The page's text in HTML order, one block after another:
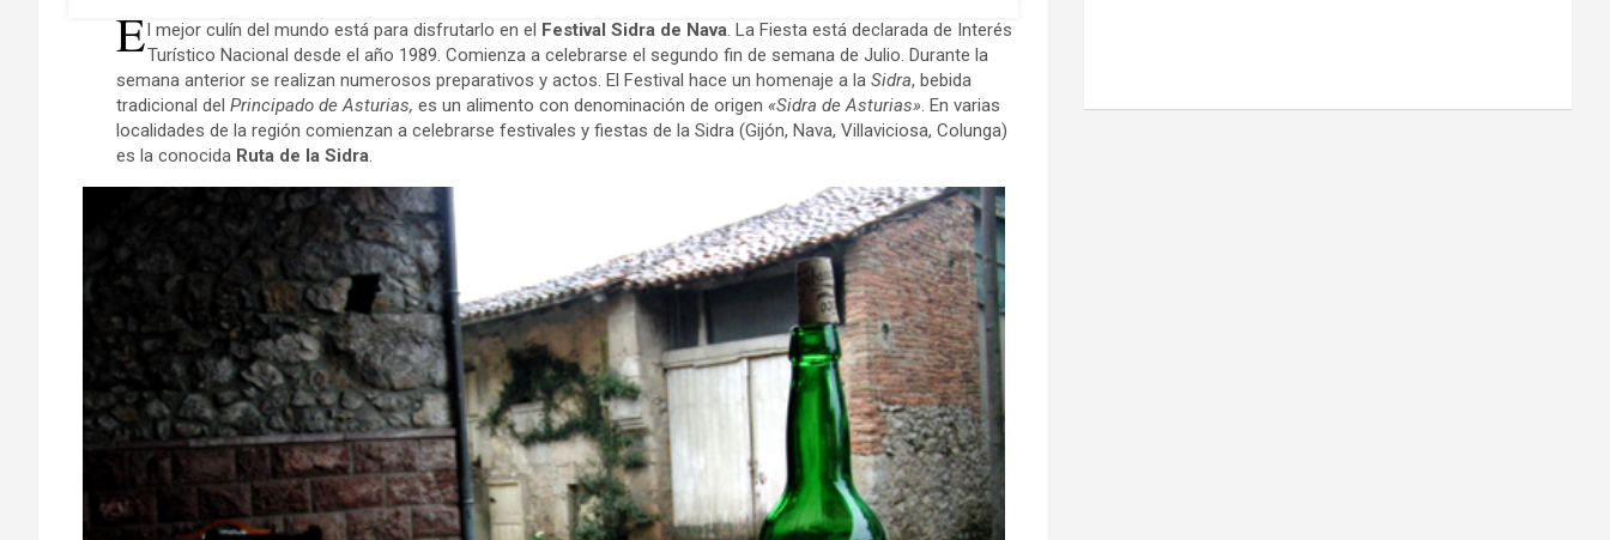
El mejor culín del mundo está para disfrutarlo en el Festival Sidra de Nava. La Fiesta está declarada de Interés
Turístico Nacional desde el año 1989. Comienza a celebrarse el segundo fin de semana de Julio. Durante la
semana anterior se realizan numerosos preparativos y actos. El Festival hace un homenaje a la Sidra, bebida
tradicional del Principado de Asturias, es un alimento con denominación de origen «Sidra de Asturias». En varias
localidades de la región comienzan a celebrarse festivales y fiestas de la Sidra (Gijón, Nava, Villaviciosa, Colunga)
es la conocida Ruta de la Sidra.